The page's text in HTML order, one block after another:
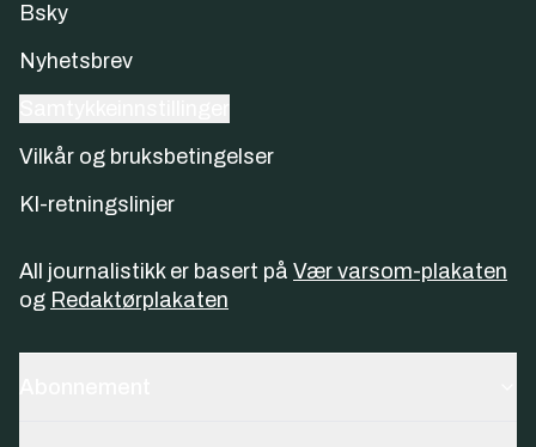
Bsky
Nyhetsbrev
Vilkår og bruksbetingelser
KI-retningslinjer
All journalistikk er basert på Vær varsom-plakaten
og Redaktørplakaten